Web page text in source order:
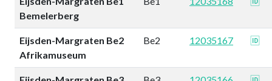
Bemelerberg
Eijsden-Margraten Be2
Afrikamuseum
Be2 12035167 🆔